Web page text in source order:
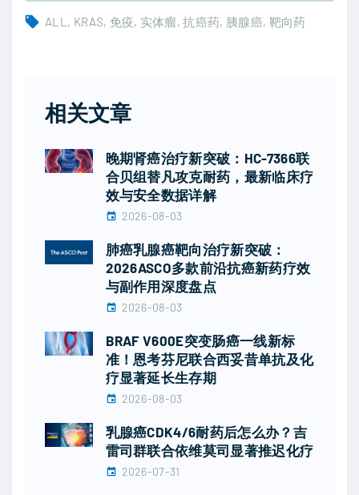
ALL KRAS 免疫 实体瘤 抗癌药 胰腺癌 靶向药
相关文章
晚期肾癌治疗新突破：HC-7366联
合贝组替凡攻克耐药，最新临床疗
效与安全数据详解
2026-08-03
肺癌乳腺癌靶向治疗新突破：
2026ASCO多款前沿抗癌新药疗效
与副作用深度盘点
2026-08-03
BRAF V600E突变肠癌一线新标
准！恩考芬尼联合西妥昔单抗及化
疗显著延长生存期
2026-08-03
乳腺癌CDK4/6耐药后怎么办？吉
雷司群联合依维莫司显著推迟化疗
2026-07-31